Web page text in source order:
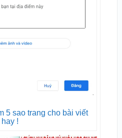
5 sao trang cho bài viết
hay !